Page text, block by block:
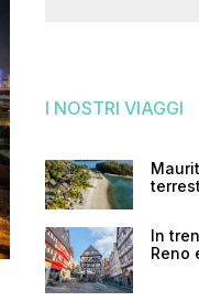
I NOSTRI VIAGGI
In
Reno